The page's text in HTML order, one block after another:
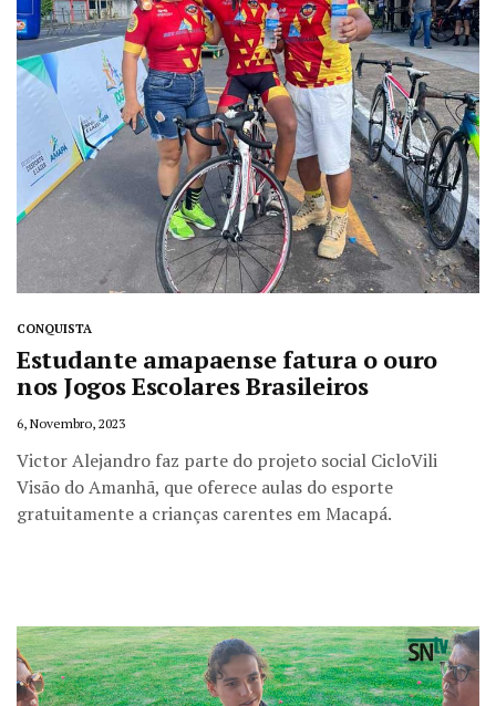
CONQUISTA
Estudante amapaense fatura o ouro
nos Jogos Escolares Brasileiros
6, Novembro, 2023
Victor Alejandro faz parte do projeto social CicloVili
Visão do Amanhã, que oferece aulas do esporte
gratuitamente a crianças carentes em Macapá.